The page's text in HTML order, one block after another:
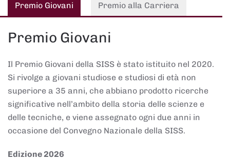
Premio Giovani Premio alla Carriera
Premio Giovani
Il Premio Giovani della SISS è stato istituito nel 2020.
Si rivolge a giovani studiose e studiosi di età non
superiore a 35 anni, che abbiano prodotto ricerche
significative nell’ambito della storia delle scienze e
delle tecniche, e viene assegnato ogni due anni in
occasione del Convegno Nazionale della SISS.
Edizione 2026